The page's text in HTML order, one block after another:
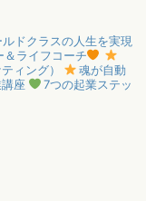
ドクラスの人生を実現
＆ライフコーチ
ィング）
魂が自動
座
7つの起業ステッ